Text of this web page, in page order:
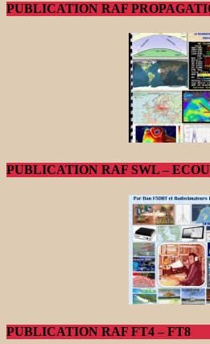
PUBLICATION RAF
PUBLICATION RAF SWL –
PUBLICATION RAF FT4 – FT8